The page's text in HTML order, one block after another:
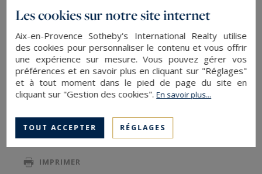
bois Ipé et un jardin paysager, crée une
atmosphère chaleureuse et accueillante. La
cuisine entièrement équipée, aux lignes
minimalistes, communique directement avec la
terrasse pour un accès facilité aux moments de
convivialité en extérieur.
L’espace nuit, à l’étage, comprend 2 chambres
master, 2 chambres supplémentaires ainsi que 2
salles de bains et de nombreux rangements (2
dressings). Les chambres bénéficient de baies
LIRE LA SUITE
SAUVEGARDER
IMPRIMER
Les cookies sur notre site internet
Aix-en-Provence Sotheby's International Realty utilise
des cookies pour personnaliser le contenu et vous offrir
une expérience sur mesure. Vous pouvez gérer vos
préférences et en savoir plus en cliquant sur "Réglages"
et à tout moment dans le pied de page du site en
cliquant sur "Gestion des cookies".En savoir plus...
TOUT ACCEPTER RÉGLAGES